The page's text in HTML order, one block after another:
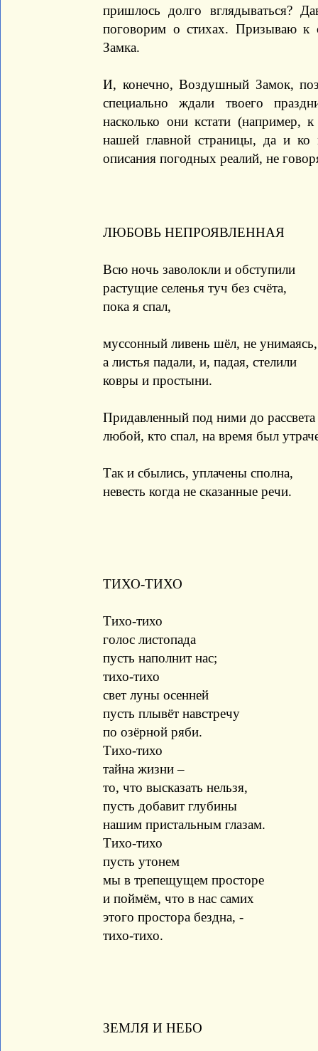
пришлось долго вглядываться?
поговорим о стихах. Призываю к
Замка.
И, конечно, Воздушный Замок,
специально ждали твоего
насколько они кстати
нашей главной страницы, да и
описания погодных реалий, не
ЛЮБОВЬ НЕПРОЯВЛЕННАЯ
Всю ночь заволокли и обступили
растущие селенья туч без счёта,
пока я спал,
муссонный ливень шёл, не унимаясь,
а листья падали, и, падая, стелили
ковры и простыни.
Придавленный под ними до рассвета
любой, кто спал, на время был
Так и сбылись, уплачены сполна,
невесть когда не сказанные речи.
ТИХО-ТИХО
Тихо-тихо
голос листопада
пусть наполнит нас;
тихо-тихо
свет луны осенней
пусть плывёт навстречу
по озёрной ряби.
Тихо-тихо
тайна жизни –
то, что высказать нельзя,
пусть добавит глубины
нашим пристальным глазам.
Тихо-тихо
пусть утонем
мы в трепещущем просторе
и поймём, что в нас самих
этого простора бездна, -
тихо-тихо.
ЗЕМЛЯ И НЕБО